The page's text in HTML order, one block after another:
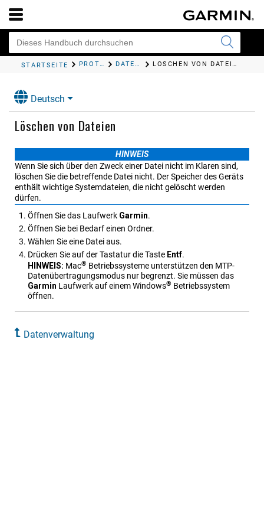
STARTSEITE PROTOKOLL DATENVERWALTUNG LÖSCHEN VON DATEIEN
Deutsch
Löschen von Dateien
HINWEIS
Wenn Sie sich über den Zweck einer Datei nicht im Klaren sind,
löschen Sie die betreffende Datei nicht. Der Speicher des Geräts
enthält wichtige Systemdateien, die nicht gelöscht werden
dürfen.
Öffnen Sie das Laufwerk Garmin.
Öffnen Sie bei Bedarf einen Ordner.
Wählen Sie eine Datei aus.
Drücken Sie auf der Tastatur die Taste Entf.
HINWEIS: Mac® Betriebssysteme unterstützen den MTP-
Datenübertragungsmodus nur begrenzt. Sie müssen das
Garmin Laufwerk auf einem Windows® Betriebssystem
öffnen.
Datenverwaltung